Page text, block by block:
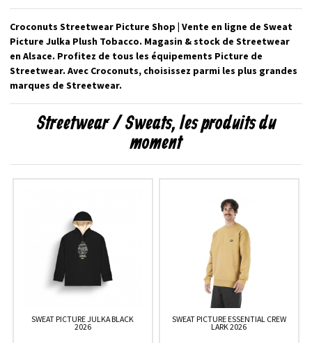
Croconuts Streetwear Picture Shop | Vente en ligne de Sweat
Picture Julka Plush Tobacco. Magasin & stock de Streetwear
en Alsace. Profitez de tous les équipements Picture de
Streetwear. Avec Croconuts, choisissez parmi les plus grandes
marques de Streetwear.
Streetwear / Sweats, les produits du
moment
SWEAT PICTURE JULKA BLACK
2026
SWEAT PICTURE ESSENTIAL CREW
LARK 2026